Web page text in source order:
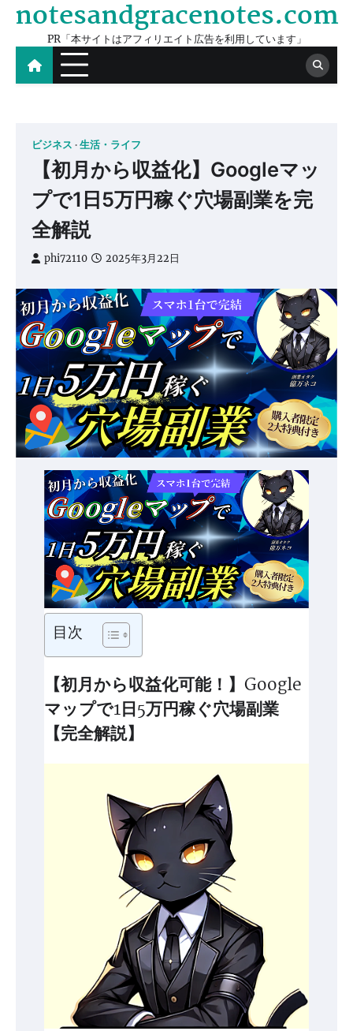
Skip
content
notesandgracenotes.com
PR「本サイトはアフィリエイト広告を利用しています」
ビジネス 生活・ライフ
【初月から収益化】Googleマッ
プで1日5万円稼ぐ穴場副業を完
全解説
phi72110 2025年3月22日
目次
【初月から収益化可能！】Google
マップで1日5万円稼ぐ穴場副業
【完全解説】